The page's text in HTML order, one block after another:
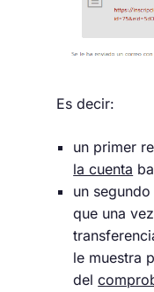
Es decir:
un primer
la cuenta
un
que una
le muestra
del